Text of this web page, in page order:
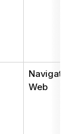
Navigateur
Web